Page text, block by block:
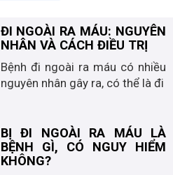
ĐI NGOÀI RA MÁU: NGUYÊN
NHÂN VÀ CÁCH ĐIỀU TRỊ
Bệnh đi ngoài ra máu có nhiều
nguyên nhân gây ra, có thể là đi
BỊ ĐI NGOÀI RA MÁU LÀ
BỆNH GÌ, CÓ NGUY HIỂM
KHÔNG?